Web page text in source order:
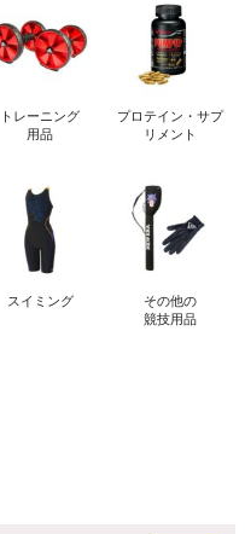
トレーニング
用品
プロテイン・サプ
リメント
スイミング
その他の
競技用品